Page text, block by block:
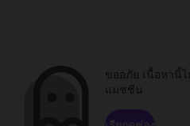
ขออภัย เนื้อหานี้
แมชชีน